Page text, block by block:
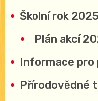
Školní rok
Plán akcí
Informace pro
Přírodovědné